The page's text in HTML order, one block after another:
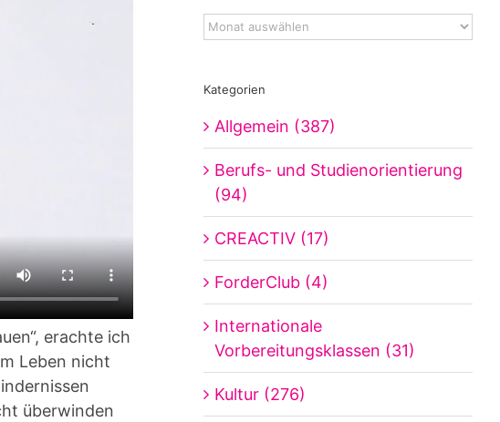
erachte ich
Leben nicht
überwinden
Archiv
Kategorien
Allgemein (387)
Berufs- und Studienorientierung
(94)
CREACTIV (17)
ForderClub (4)
Internationale
Vorbereitungsklassen (31)
Kultur (276)